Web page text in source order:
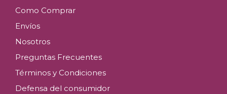
Como Comprar
Envíos
Nosotros
Preguntas Frecuentes
Términos y Condiciones
Defensa del consumidor